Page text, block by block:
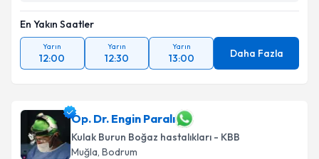
En Yakın Saatler
Yarın
12:00
Yarın
12:30
Yarın
13:00 Daha Fazla
Op. Dr. Engin Paralı
Kulak Burun Boğaz hastalıkları - KBB
Muğla, Bodrum